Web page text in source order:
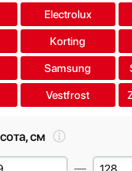
Electrolux
Korting
Samsung
Vestfrost
см